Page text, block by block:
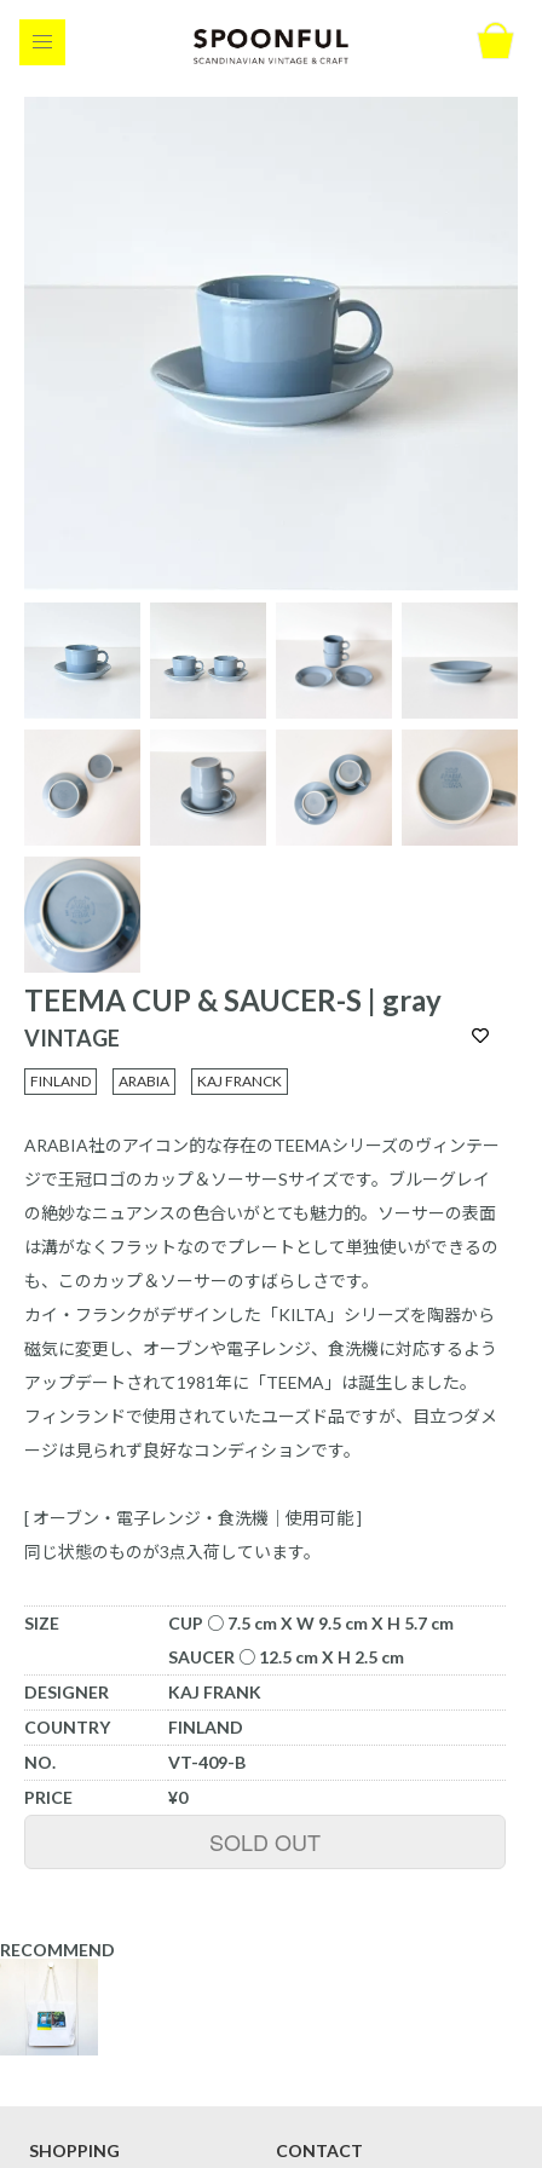
TEEMA CUP & SAUCER-S | gray
VINTAGE
FINLAND ARABIA KAJ FRANCK
ARABIA社のアイコン的な存在のTEEMAシリーズのヴィンテー
ジで王冠ロゴのカップ＆ソーサーSサイズです。ブルーグレイ
の絶妙なニュアンスの色合いがとても魅力的。ソーサーの表面
は溝がなくフラットなのでプレートとして単独使いができるの
も、このカップ＆ソーサーのすばらしさです。
カイ・フランクがデザインした「KILTA」シリーズを陶器から
磁気に変更し、オーブンや電子レンジ、食洗機に対応するよう
アップデートされて1981年に「TEEMA」は誕生しました。
フィンランドで使用されていたユーズド品ですが、目立つダメ
ージは見られず良好なコンディションです。
[ オーブン・電子レンジ・食洗機｜使用可能 ]
同じ状態のものが3点入荷しています。
SIZE
CUP ○ 7.5 cm X W 9.5 cm X H 5.7 cm
SAUCER ○ 12.5 cm X H 2.5 cm
DESIGNER
KAJ FRANK
COUNTRY
FINLAND
NO.
VT-409-B
PRICE
¥0
SOLD OUT
RECOMMEND
SHOPPING CONTACT